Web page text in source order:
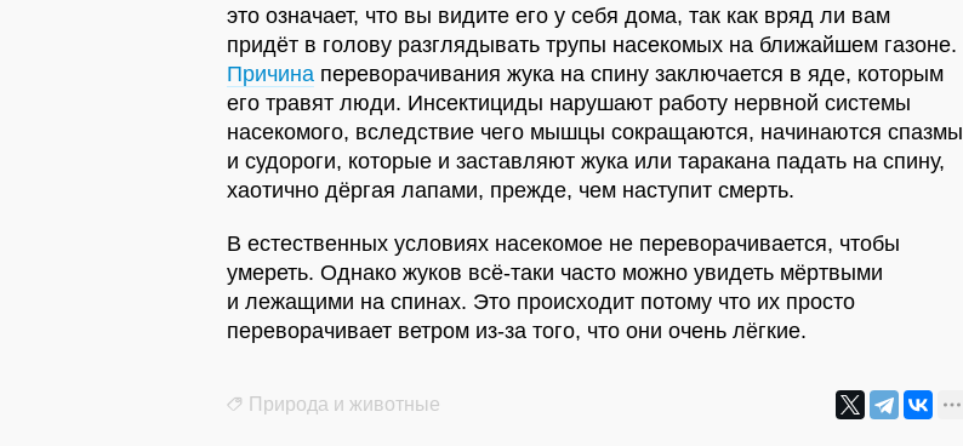
это означает, что вы видите его у себя дома, так как вряд ли вам
придёт в голову разглядывать трупы насекомых на ближайшем газоне.
Причина переворачивания жука на спину заключается в яде, которым
его травят люди. Инсектициды нарушают работу нервной системы
насекомого, вследствие чего мышцы сокращаются, начинаются спазмы
и судороги, которые и заставляют жука или таракана падать на спину,
хаотично дёргая лапами, прежде, чем наступит смерть.
В естественных условиях насекомое не переворачивается, чтобы
умереть. Однако жуков всё-таки часто можно увидеть мёртвыми
и лежащими на спинах. Это происходит потому что их просто
переворачивает ветром из-за того, что они очень лёгкие.
Природа и животные